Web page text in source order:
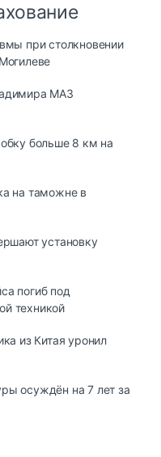
при столкновении
МАЗ
больше 8 км на
на таможне в
ycтaнoвкy
погиб под
техникой
из Китая уронил
осуждён на 7 лет за